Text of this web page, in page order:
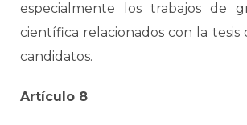
especialmente los trabajos de
científica relacionados con la tesis
candidatos.
Artículo 8